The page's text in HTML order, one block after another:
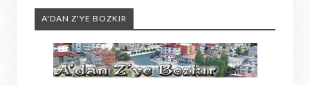
A'DAN Z'YE BOZKIR